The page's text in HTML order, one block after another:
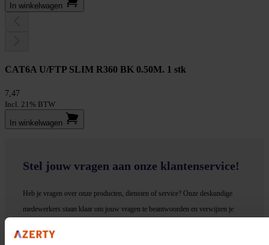
In winkel­wagen
CAT6A U/FTP SLIM R360 BK 0.50M. 1 stk
7,47
Incl. 21% BTW
In winkel­wagen
Stel jouw vragen aan onze klantenservice!
Heb je vragen over onze producten, diensten of service? Onze deskundige
medewerkers staan klaar om jouw vragen te beantwoorden en verwijzen je
Onze klantenservice is via mail bereikbaar van maandag t/m vrijdag van 09.00